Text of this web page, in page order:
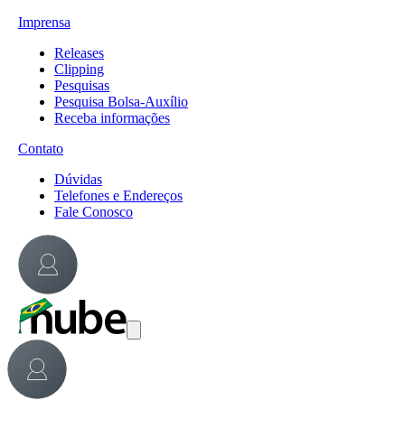
Imprensa
Releases
Clipping
Pesquisas
Pesquisa Bolsa-Auxílio
Receba informações
Contato
Dúvidas
Telefones e Endereços
Fale Conosco